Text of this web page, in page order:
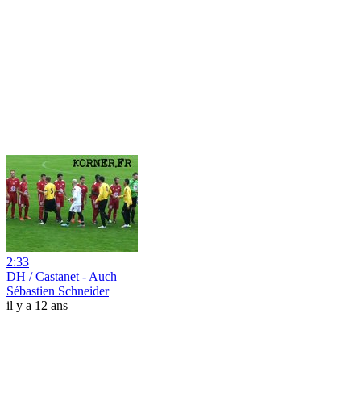
2:33
DH / Castanet - Auch
Sébastien Schneider
il y a 12 ans